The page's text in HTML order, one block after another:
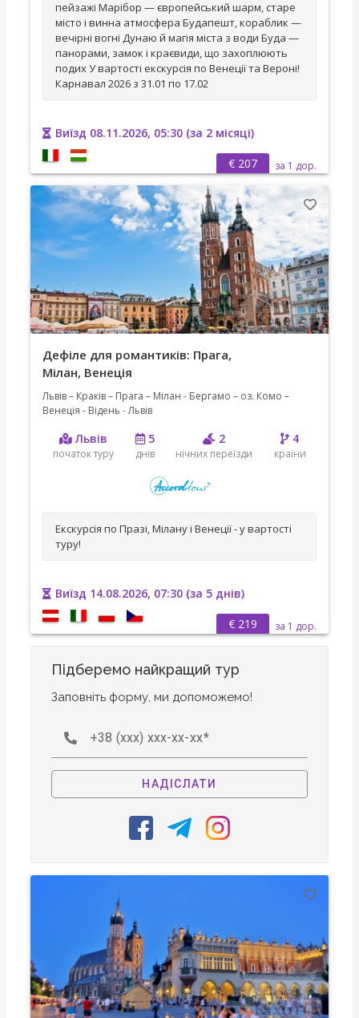
пейзажі Марібор — європейський шарм, старе
місто і винна атмосфера Будапешт, кораблик —
вечірні вогні Дунаю й магія міста з води Буда —
панорами, замок і краєвиди, що захоплюють
подих У вартості екскурсія по Венеції та Вероні!
Карнавал 2026 з 31.01 по 17.02
Виїзд 08.11.2026, 05:30 (за 2 місяці)
€ 207
за 1 дор.
Дефіле для романтиків: Прага,
Мілан, Венеція
Львів – Краків – Прага – Мілан - Бергамо – оз. Комо –
Венеція - Відень - Львів
Львів
початок туру
5
днів
2
нічних переїзди
4
країни
Екскурсія по Празі, Мілану і Венеції - у вартості
туру!
Виїзд 14.08.2026, 07:30 (за 5 днів)
€ 219
за 1 дор.
Підберемо найкращий тур
Заповніть форму, ми допоможемо!
+38 (xxx) xxx-xx-xx
НАДІСЛАТИ